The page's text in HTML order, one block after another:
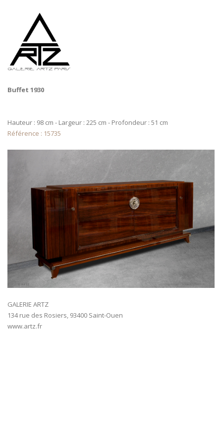
Buffet 1930
Hauteur : 98 cm - Largeur : 225 cm - Profondeur : 51 cm
Référence : 15735
GALERIE ARTZ
134 rue des Rosiers, 93400 Saint-Ouen
www.artz.fr